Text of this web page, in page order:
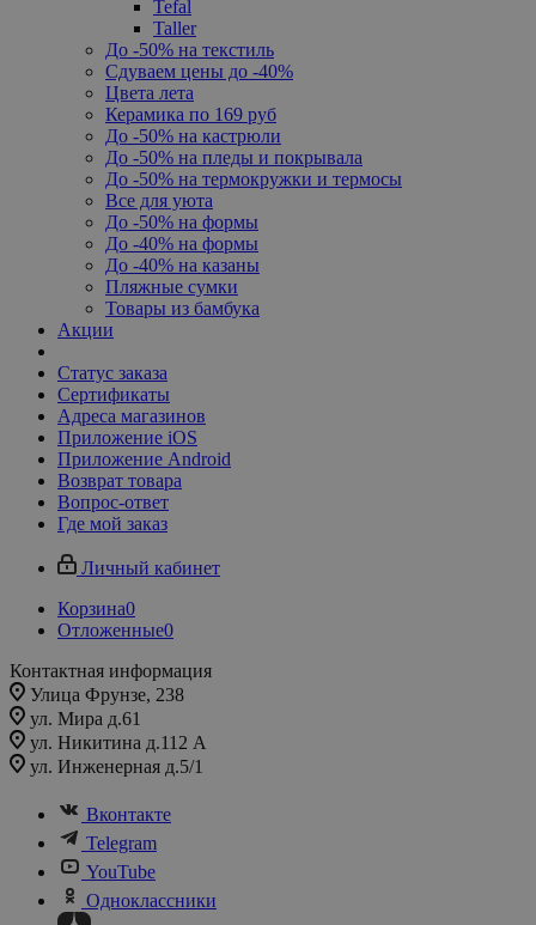
Tefal
Taller
До -50% на текстиль
Сдуваем цены до -40%
Цвета лета
Керамика по 169 руб
До -50% на кастрюли
До -50% на пледы и покрывала
До -50% на термокружки и термосы
Все для уюта
До -50% на формы
До -40% на формы
До -40% на казаны
Пляжные сумки
Товары из бамбука
Акции
Статус заказа
Сертификаты
Адреса магазинов
Приложение iOS
Приложение Android
Возврат товара
Вопрос-ответ
Где мой заказ
Личный кабинет
Корзина0
Отложенные0
Контактная информация
Улица Фрунзе, 238​
ул. Мира д.61
ул. Никитина д.112 А
ул. Инженерная д.5/1
Вконтакте
Telegram
YouTube
Одноклассники